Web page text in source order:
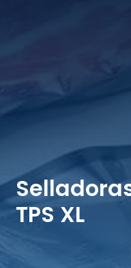
TPS XL